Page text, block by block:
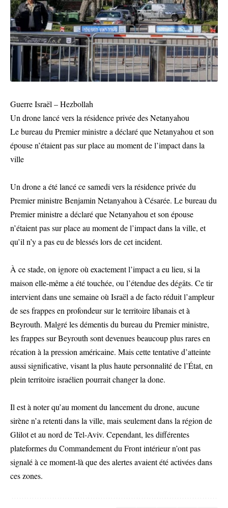
Guerre Israël – Hezbollah
Un drone lancé vers la résidence privée des Netanyahou
Le bureau du Premier ministre a déclaré que Netanyahou et son
épouse n’étaient pas sur place au moment de l’impact dans la
ville
Un drone a été lancé ce samedi vers la résidence privée du
Premier ministre Benjamin Netanyahou à Césarée. Le bureau du
Premier ministre a déclaré que Netanyahou et son épouse
n’étaient pas sur place au moment de l’impact dans la ville, et
qu’il n’y a pas eu de blessés lors de cet incident.
À ce stade, on ignore où exactement l’impact a eu lieu, si la
maison elle-même a été touchée, ou l’étendue des dégâts. Ce tir
intervient dans une semaine où Israël a de facto réduit l’ampleur
de ses frappes en profondeur sur le territoire libanais et à
Beyrouth. Malgré les démentis du bureau du Premier ministre,
les frappes sur Beyrouth sont devenues beaucoup plus rares en
récation à la pression américaine. Mais cette tentative d’atteinte
aussi significative, visant la plus haute personnalité de l’État, en
plein territoire israélien pourrait changer la done.
Il est à noter qu’au moment du lancement du drone, aucune
sirène n’a retenti dans la ville, mais seulement dans la région de
Glilot et au nord de Tel-Aviv. Cependant, les différentes
plateformes du Commandement du Front intérieur n’ont pas
signalé à ce moment-là que des alertes avaient été activées dans
ces zones.